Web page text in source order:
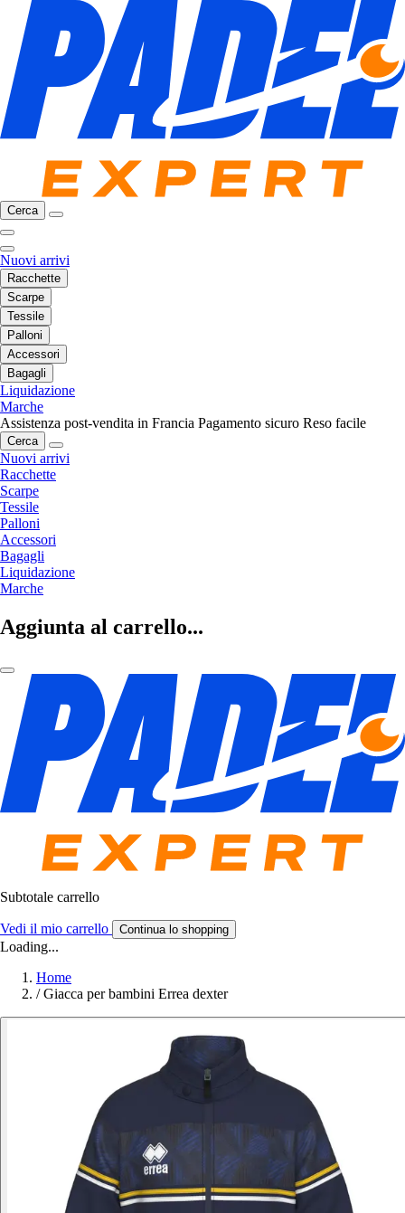
Cerca
Nuovi arrivi
Racchette
Scarpe
Tessile
Palloni
Accessori
Bagagli
Liquidazione
Marche
Assistenza post-vendita in Francia Pagamento sicuro Reso facile
Cerca
Nuovi arrivi
Racchette
Scarpe
Tessile
Palloni
Accessori
Bagagli
Liquidazione
Marche
Aggiunta al carrello...
Subtotale carrello
Vedi il mio carrello Continua lo shopping
Loading...
Home
/ Giacca per bambini Errea dexter